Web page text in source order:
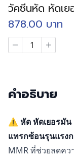
Online
วัคซีนหัด หัดเย
878.00 บาท
จำนวน
วัคซีน
คางทูม
(MMR)
คำอธิบาย
⚠️ หัด หัดเยอรมั
แทรกซ้อนรุนแรง
MMR ที่ช่วยลดคว